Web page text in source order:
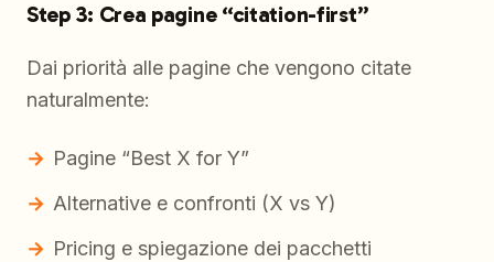
Step 3: Crea pagine “citation-first”
Dai priorità alle pagine che vengono citate
naturalmente:
Pagine “Best X for Y”
Alternative e confronti (X vs Y)
Pricing e spiegazione dei pacchetti